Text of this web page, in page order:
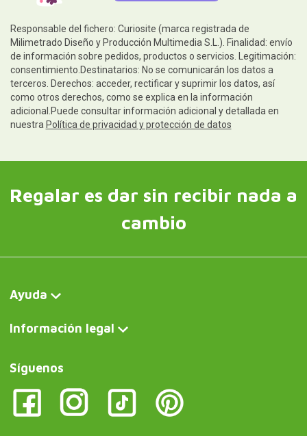
Responsable del fichero: Curiosite (marca registrada de
Milimetrado Diseño y Producción Multimedia S.L.). Finalidad: envío
de información sobre pedidos, productos o servicios. Legitimación:
consentimiento.Destinatarios: No se comunicarán los datos a
terceros. Derechos: acceder, rectificar y suprimir los datos, así
como otros derechos, como se explica en la información
adicional.Puede consultar información adicional y detallada en
nuestra Política de privacidad y protección de datos
Regalar es dar sin recibir nada a
cambio
Ayuda
Información legal
Síguenos